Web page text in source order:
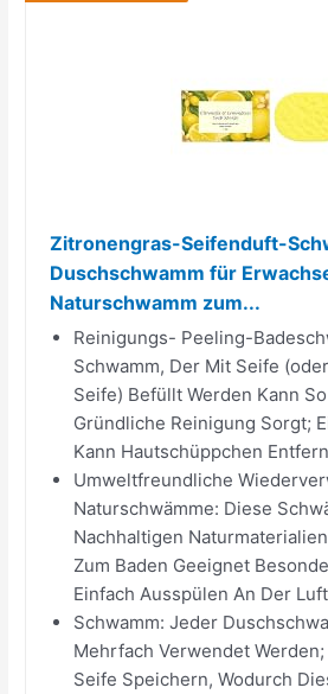
Zitronengras-Seifenduft-
Duschschwamm für
Naturschwamm zum...
Reinigungs- Peeling-
Schwamm, Der Mit Seife
Seife) Befüllt Werden Kann
Gründliche Reinigung Sorgt;
Kann Hautschüppchen
Umweltfreundliche
Naturschwämme: Diese
Nachhaltigen
Zum Baden Geeignet
Einfach Ausspülen An Der
Schwamm: Jeder
Mehrfach Verwendet
Seife Speichern, Wodurch